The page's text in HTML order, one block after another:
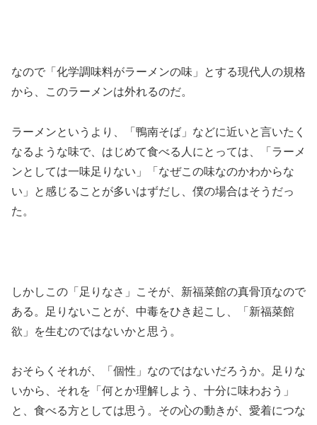
なので「化学調味料がラーメンの味」とする現代人の規格
から、このラーメンは外れるのだ。
ラーメンというより、「鴨南そば」などに近いと言いたく
なるような味で、はじめて食べる人にとっては、「ラーメ
ンとしては一味足りない」「なぜこの味なのかわからな
い」と感じることが多いはずだし、僕の場合はそうだっ
た。
しかしこの「足りなさ」こそが、新福菜館の真骨頂なので
ある。足りないことが、中毒をひき起こし、「新福菜館
欲」を生むのではないかと思う。
おそらくそれが、「個性」なのではないだろうか。足りな
いから、それを「何とか理解しよう、十分に味わおう」
と、食べる方としては思う。その心の動きが、愛着につな